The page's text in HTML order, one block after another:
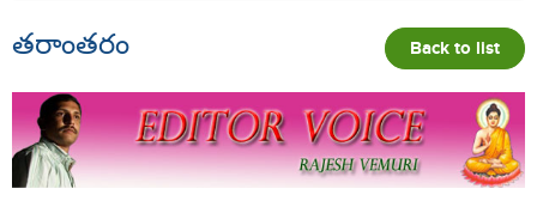
తరాంతరం Back to list